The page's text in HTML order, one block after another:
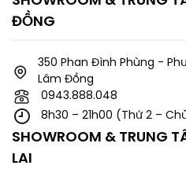
ĐỒNG
350 Phan Đình Phùng -
Lâm Đồng
0943.888.048
8h30 – 21h00 (Thứ 2 –
SHOWROOM & TRUNG
LAI